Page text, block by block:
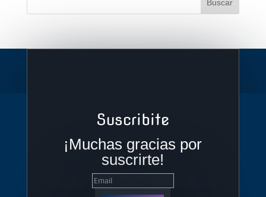
Suscribite
¡Muchas gracias por
suscrirte!